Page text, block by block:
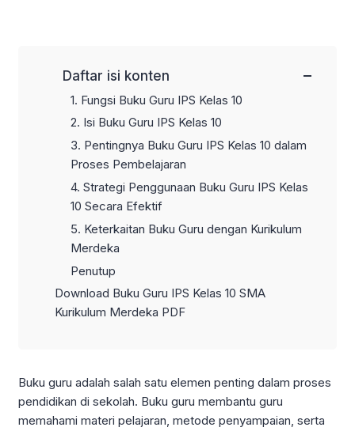
Daftar isi konten −
1. Fungsi Buku Guru IPS Kelas 10
2. Isi Buku Guru IPS Kelas 10
3. Pentingnya Buku Guru IPS Kelas 10 dalam
Proses Pembelajaran
4. Strategi Penggunaan Buku Guru IPS Kelas
10 Secara Efektif
5. Keterkaitan Buku Guru dengan Kurikulum
Merdeka
Penutup
Download Buku Guru IPS Kelas 10 SMA
Kurikulum Merdeka PDF
Buku guru adalah salah satu elemen penting dalam proses
pendidikan di sekolah. Buku guru membantu guru
memahami materi pelajaran, metode penyampaian, serta